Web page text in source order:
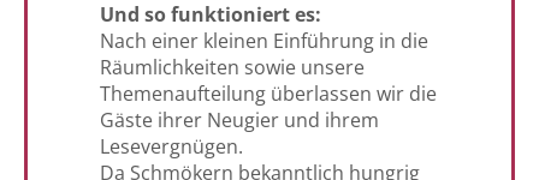
Und so funktioniert es:
Nach einer kleinen Einführung in die
Räumlichkeiten sowie unsere
Themenaufteilung überlassen wir die
Gäste ihrer Neugier und ihrem
Lesevergnügen.
Da Schmökern bekanntlich hungrig